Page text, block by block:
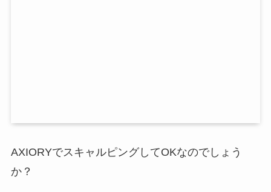
AXIORYでスキャルピングしてOKなのでしょう
か？